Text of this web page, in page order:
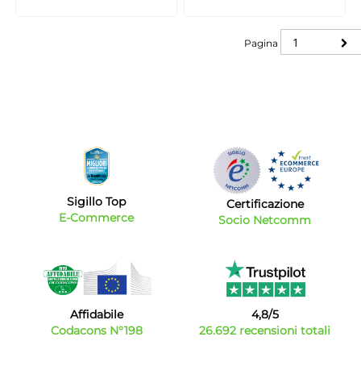
Pagina
Pagina
Sigillo Top
E-Commerce
Certificazione
Socio Netcomm
Affidabile
Codacons N°198
4,8/5
26.692 recensioni totali